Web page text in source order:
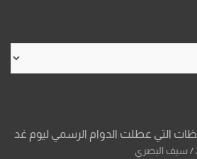
التي عطلت الدوام الرسمي ليوم غد
سيف البصري